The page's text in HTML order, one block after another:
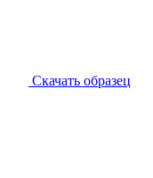
Скачать образец